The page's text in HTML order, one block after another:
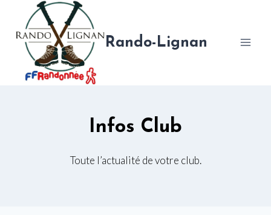
contenu
Rando-Lignan
Infos Club
Toute l’actualité de votre club.